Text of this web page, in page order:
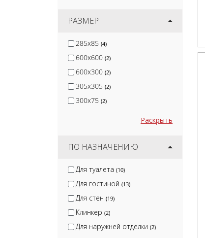
РАЗМЕР
285x85 (4)
600x600 (2)
600x300 (2)
305x305 (2)
300x75 (2)
Раскрыть
ПО НАЗНАЧЕНИЮ
Для туалета (10)
Для гостиной (13)
Для стен (19)
Клинкер (2)
Для наружней отделки (2)